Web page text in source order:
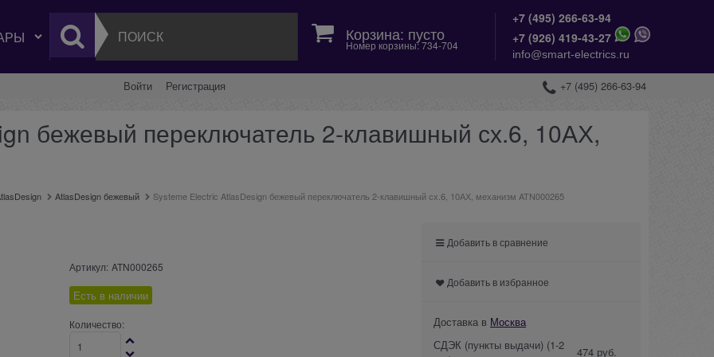
Корзина: пусто
Номер корзины: 734-704
+7 (495) 266-63-94
+7 (926) 419-43-27
info@smart-electrics.ru
Войти Регистрация +7 (495) 266-63-94
бежевый переключатель 2-клавишный сх.6, 10АХ,
AtlasDesign бежевый Systeme Electric AtlasDesign бежевый переключатель 2-клавишный сх.6, 10АХ, механизм ATN000265
Артикул: ATN000265
Есть в наличии
Количество:
Добавить в сравнение
Добавить в избранное
Доставка в Москва
СДЭК (пункты выдачи) (1-2
474 руб.